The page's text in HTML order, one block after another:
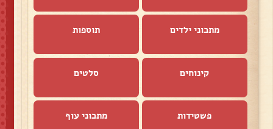
מתכוני ילדים תוספות
קינוחים סלטים
פשטידות מתכוני עוף